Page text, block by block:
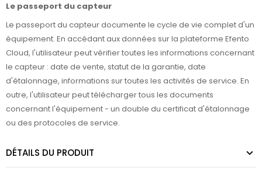
Le passeport du capteur
Le passeport du capteur documente le cycle de vie complet d'un
équipement. En accédant aux données sur la plateforme Efento
Cloud, l'utilisateur peut vérifier toutes les informations concernant
le capteur : date de vente, statut de la garantie, date
d'étalonnage, informations sur toutes les activités de service. En
outre, l'utilisateur peut télécharger tous les documents
concernant l'équipement - un double du certificat d'étalonnage
ou des protocoles de service.
DÉTAILS DU PRODUIT